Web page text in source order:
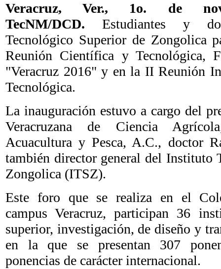
Veracruz, Ver., 1o. de
TecNM/DCD. Estudiantes y
Tecnológico Superior de Zongolica
Reunión Científica y Tecnológica,
"Veracruz 2016" y en la II Reunión
Tecnológica.
La inauguración estuvo a cargo del
Veracruzana de Ciencia
Acuacultura y Pesca, A.C., doctor
también director general del Instituto
Zongolica (ITSZ).
Este foro que se realiza en el
campus Veracruz, participan 36
superior, investigación, de diseño y
en la que se presentan 307
ponencias de carácter internacional.